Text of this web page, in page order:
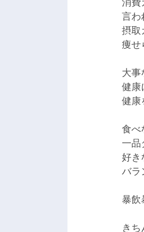
消費
言わ
摂取
痩せ
大事
健康
健康
食べ
一品
好き
バラ
暴飲
き